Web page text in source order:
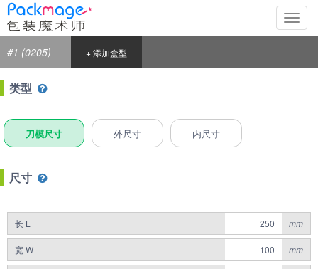
切
换
#1 (0205) + 添加盒型
类型
刀模尺寸 外尺寸 内尺寸
尺寸
长 L mm
宽 W mm